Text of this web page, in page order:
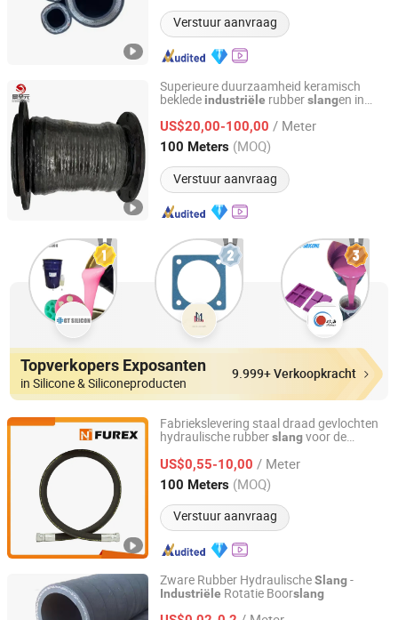
Verstuur aanvraag
Superieure duurzaamheid keramisch
beklede industriële rubberslangen in
US$20,00-100,00 / Meter
100 Meters (MOQ)
Verstuur aanvraag
Tianjin Jingshengyuan Rubber and Plastic Products Co.,
Ltd.
Tianjin, China Sinds 2024
Topverkopers Exposanten
in Silicone & Siliconeproducten
9.999+ Verkoopkracht
Fabriekslevering staal draad gevlochten
hydraulische rubberslangvoor de
US$0,55-10,00 / Meter
100 Meters (MOQ)
Verstuur aanvraag
Shanghai Furex Petroleum Equipment Co., Ltd.
Shanghai, China Sinds 2025
Zware Rubber HydraulischeSlang-
Industriële Rotatie Boorslang
Hebei Qinglin Rubber and Plastic Products Co., Ltd.